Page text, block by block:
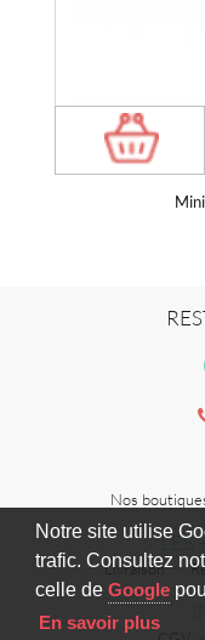
Notre site utilise
trafic. Consultez
celle de Google
En savoir plus
Nos
LES
Livraison